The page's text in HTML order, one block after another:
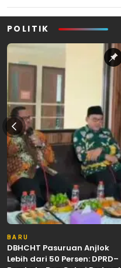
POLITIK
BARU
DBHCHT Pasuruan Anjlok
Lebih dari 50 Persen: DPRD–